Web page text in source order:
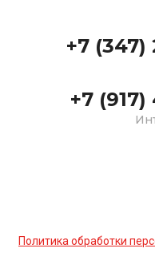
+7 (347)
+7
Политика обработки